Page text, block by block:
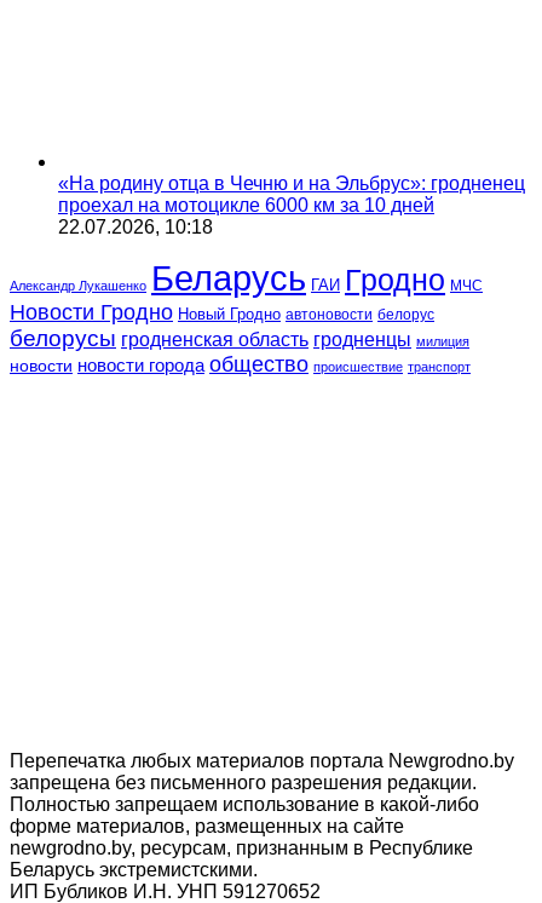
«На родину отца в Чечню и на Эльбрус»: гродненец
проехал на мотоцикле 6000 км за 10 дней
22.07.2026, 10:18
Александр Лукашенко Беларусь ГАИ Гродно МЧС
Новости Гродно Новый Гродно автоновости белорус
белорусы гродненская область гродненцы милиция
новости новости города общество происшествие транспорт
Перепечатка любых материалов портала Newgrodno.by
запрещена без письменного разрешения редакции.
Полностью запрещаем использование в какой-либо
форме материалов, размещенных на сайте
newgrodno.by, ресурсам, признанным в Республике
Беларусь экстремистскими.
ИП Бубликов И.Н. УНП 591270652